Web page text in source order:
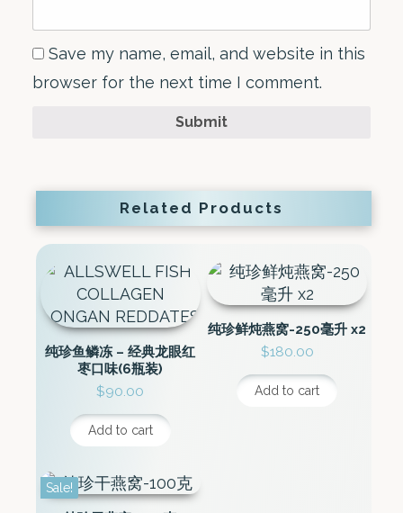
Save my name, email, and website in this
browser for the next time I comment.
Submit
Related Products
纯珍鱼鳞冻 – 经典龙眼红
枣口味(6瓶装)
$90.00
Add to cart
纯珍鲜炖燕窝-250毫升 x2
$180.00
Add to cart
Sale!